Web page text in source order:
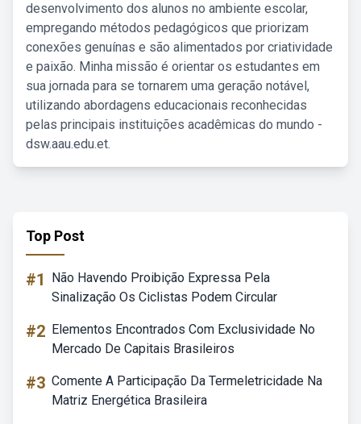
desenvolvimento dos alunos no ambiente escolar,
empregando métodos pedagógicos que priorizam
conexões genuínas e são alimentados por criatividade
e paixão. Minha missão é orientar os estudantes em
sua jornada para se tornarem uma geração notável,
utilizando abordagens educacionais reconhecidas
pelas principais instituições acadêmicas do mundo -
dsw.aau.edu.et.
Top Post
#1
Não Havendo Proibição Expressa Pela
Sinalização Os Ciclistas Podem Circular
#2 Elementos Encontrados Com Exclusividade No
Mercado De Capitais Brasileiros
#3 Comente A Participação Da Termeletricidade Na
Matriz Energética Brasileira